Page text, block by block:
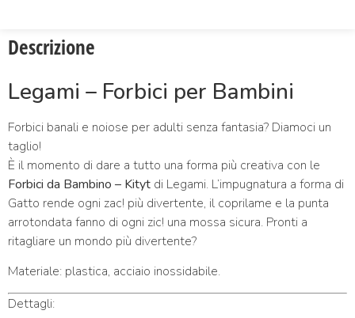
Descrizione
Legami – Forbici per Bambini
Forbici banali e noiose per adulti senza fantasia? Diamoci un
taglio!
È il momento di dare a tutto una forma più creativa con le
Forbici da Bambino – Kityt di Legami. L’impugnatura a forma di
Gatto rende ogni zac! più divertente, il coprilame e la punta
arrotondata fanno di ogni zic! una mossa sicura. Pronti a
ritagliare un mondo più divertente?
Materiale: plastica, acciaio inossidabile.
Dettagli: